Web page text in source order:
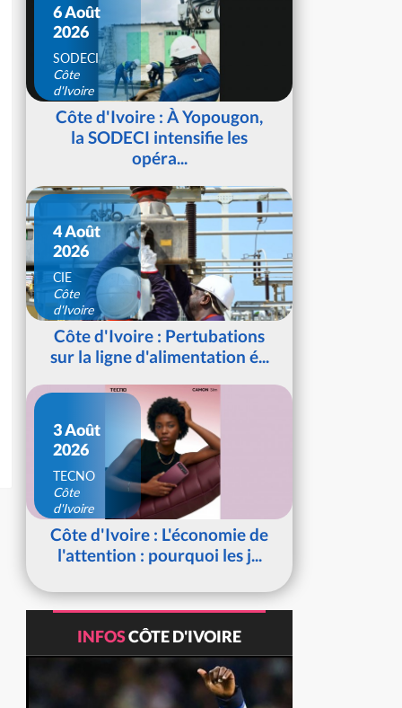
6 Août
2026
SODECI
Côte
d'Ivoire
Côte d'Ivoire : À Yopougon,
la SODECI intensifie les
opéra...
4 Août
2026
CIE
Côte
d'Ivoire
Côte d'Ivoire : Pertubations
sur la ligne d'alimentation é...
3 Août
2026
TECNO
Côte
d'Ivoire
Côte d'Ivoire : L'économie de
l'attention : pourquoi les j...
INFOSCÔTE D'IVOIRE